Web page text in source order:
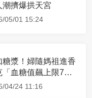
擠爆拱天宮
05/01 15:24
糖漿！婦隨媽祖進香
「血糖值飆上限7
」 醫曝原因
04/24 11:16